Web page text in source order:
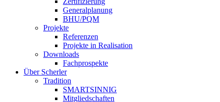
Generalplanung
BHU/PQM
Projekte
Referenzen
Projekte in Realisation
Downloads
Fachprospekte
Über Scherler
Tradition
SMARTSINNIG
Mitgliedschaften